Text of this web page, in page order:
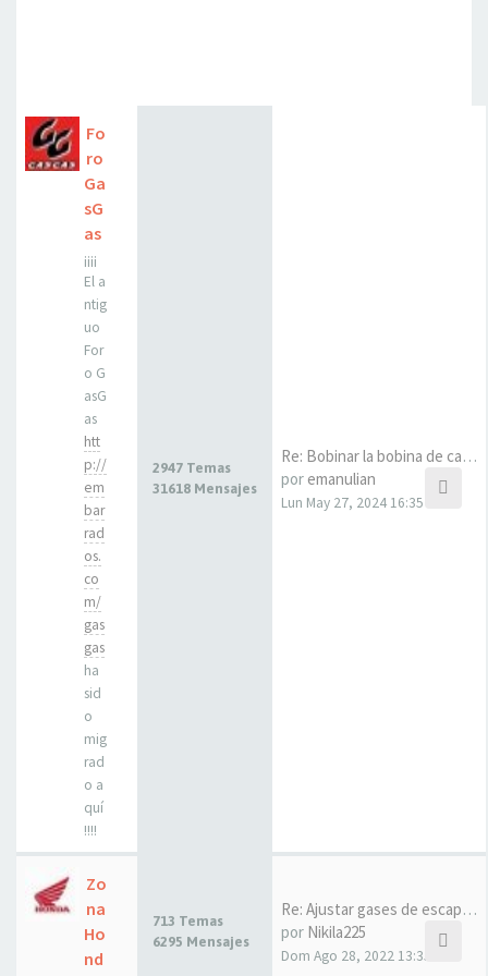
Fo
ro
Ga
sG
as
¡¡¡¡
El a
ntig
uo
For
o G
asG
as
htt
p://
em
bar
rad
os.
co
m/
gas
gas
ha
sid
o
mig
rad
o a
quí
!!!!
2947 Temas
31618 Mensajes
Re: Bobinar la bobina de carg…
por emanulian
Lun May 27, 2024 16:35
Zo
na
Ho
nd
713 Temas
6295 Mensajes
Re: Ajustar gases de escape e…
por Nikila225
Dom Ago 28, 2022 13:35